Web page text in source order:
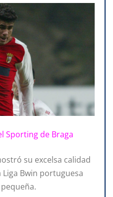
de Braga
su excelsa calidad
Bwin portuguesa